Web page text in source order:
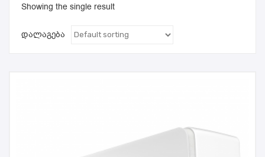
Showing the single result
დალაგება